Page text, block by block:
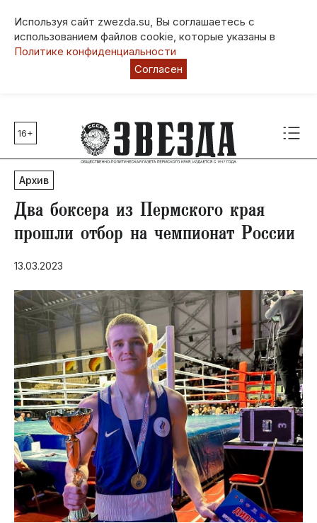
Используя сайт zwezda.su, Вы соглашаетесь с
использованием файлов cookie, которые указаны в
Политике конфиденциальности
Согласен
Главные темы
80 лет Победы
Молодежная столица РФ
СВО
Выборы в Пермском крае
Социальная поддержка
Инфраструктура
Благоустройство
16+
Архив
Два боксера из Пермского края
прошли отбор на чемпионат России
13.03.2023